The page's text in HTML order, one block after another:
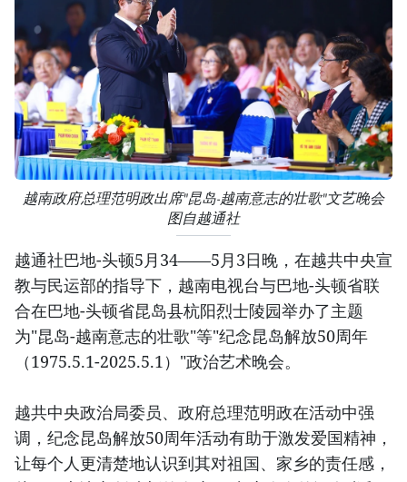
越南政府总理范明政出席"昆岛-越南意志的壮歌"文艺晚会
图自越通社
越通社巴地-头顿5月34——5月3日晚，在越共中央宣
教与民运部的指导下，越南电视台与巴地-头顿省联
合在巴地-头顿省昆岛县杭阳烈士陵园举办了主题
为"昆岛-越南意志的壮歌"等"纪念昆岛解放50周年
（1975.5.1-2025.5.1）"政治艺术晚会。
越共中央政治局委员、政府总理范明政在活动中强
调，纪念昆岛解放50周年活动有助于激发爱国精神，
让每个人更清楚地认识到其对祖国、家乡的责任感，